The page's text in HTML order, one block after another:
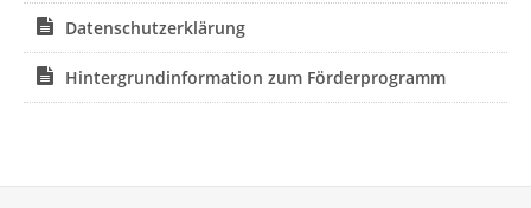
Datenschutzerklärung
Hintergrundinformation zum Förderprogramm